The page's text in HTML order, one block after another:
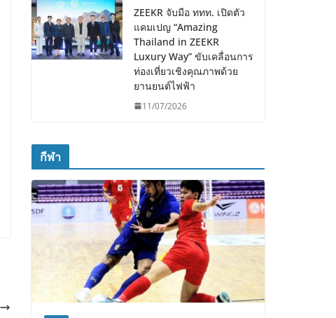
ZEEKR จับมือ ททท. เปิดตัว
แคมเปญ “Amazing
Thailand in ZEEKR
Luxury Way” ขับเคลื่อนการ
ท่องเที่ยวเชิงคุณภาพด้วย
ยานยนต์ไฟฟ้า
11/07/2026
กีฬา